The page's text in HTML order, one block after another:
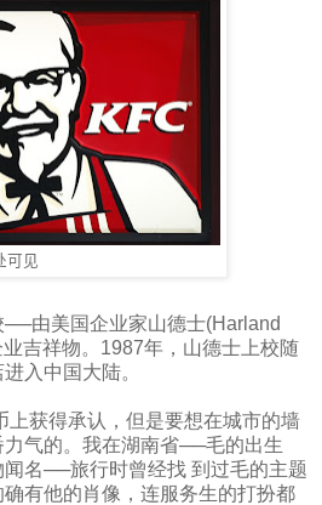
可见
由美国企业家山德士(Harland
吉祥物。 1987年，山德士上校随
入中国大陆。
上获得承认，但是要想在城市的墙
力气的。我在湖南省──毛的出生
名──旅行时曾经找 到过毛的主题
有他的肖像，连服务生的打扮都